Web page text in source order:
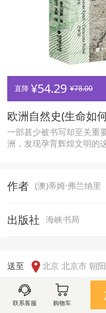
直降 ¥54.29 ¥78.00
欧洲自然史(生命如
一部甚少被书写却至关重
洲，发现孕育辉煌文明的
作者 (澳)蒂姆·弗兰纳里
出版社 海峡书局
送至
北京 北京市 朝
联系客服 购物车